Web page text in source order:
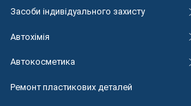
Засоби індивідуального захисту
Автохімія
Автокосметика
Ремонт пластикових деталей